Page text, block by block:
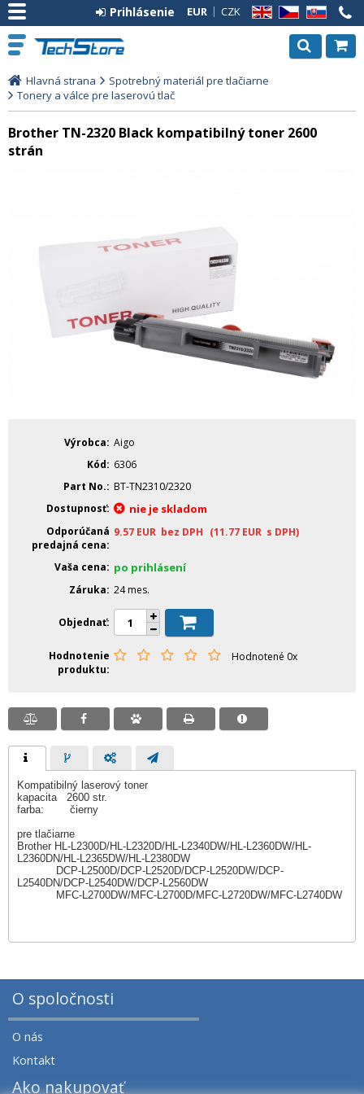
EN CZ SK
EUR CZK
Prihlásenie
Hlavná strana
Spotrebný materiál pre tlačiarne
Tonery a válce pre laserovú tlač
Brother TN-2320 Black kompatibilný toner 2600
strán
Výrobca Aigo
Kód
6306
Part No.
BT-TN2310/2320
Dostupnosť
nie je skladom
Odporúčaná
predajná cena
9.57 EUR bez DPH (11.77 EUR s DPH)
Vaša cena po prihlásení
Záruka 24 mes.
Objednať
Hodnotenie
produktu
Hodnotené 0x
Kompatibilný laserový toner
kapacita 2600 str.
farba: čierny
pre tlačiarne
Brother HL-L2300D/HL-L2320D/HL-L2340DW/HL-L2360DW/HL-
L2360DN/HL-L2365DW/HL-L2380DW
DCP-L2500D/DCP-L2520D/DCP-L2520DW/DCP-
L2540DN/DCP-L2540DW/DCP-L2560DW
MFC-L2700DW/MFC-L2700D/MFC-L2720DW/MFC-L2740DW
O spoločnosti
O nás
Kontakt
Ako nakupovať